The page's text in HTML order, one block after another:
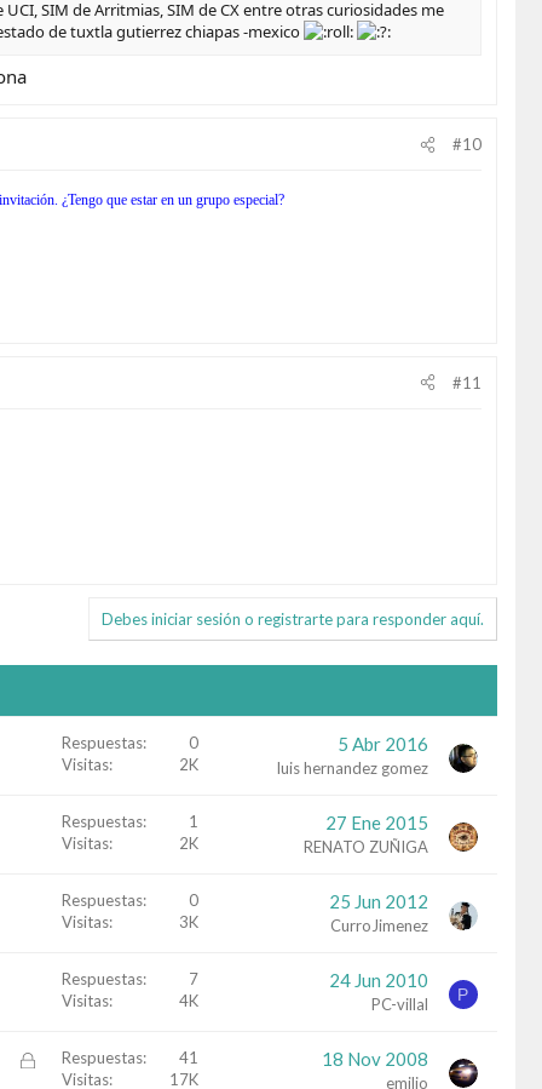
SIM de Arritmias, SIM de CX entre otras curiosidades me
de tuxtla gutierrez chiapas -mexico
#10
¿Tengo que estar en un grupo especial?
#11
Debes iniciar sesión o registrarte para responder aquí.
Respuestas
0
Visitas
2K
5 Abr 2016
luis hernandez gomez
Respuestas
1
Visitas
2K
27 Ene 2015
RENATO ZUÑIGA
Respuestas
0
Visitas
3K
25 Jun 2012
CurroJimenez
Respuestas
7
Visitas
4K
24 Jun 2010
PC-villal P
C
Respuestas
41
Visitas
17K
18 Nov 2008
emilio